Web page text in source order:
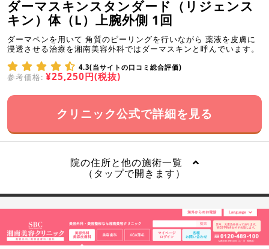
ダーマスキンスタンダード（リジェンス
キン）体（L）上腕外側 1回
ダーマペンを用いて 角質のピーリングを行いながら 薬液を皮膚に
浸透させる治療を湘南美容外科ではダーマスキンと呼んでいます。
4.3(当サイトの口コミ総合評価)
参考価格: ¥25,250円(税抜)
クリニック公式で詳細を見る
院の住所と他の施術一覧
（タップで開きます）